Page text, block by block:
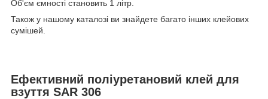
Об'єм ємності становить 1 літр.
Також у нашому каталозі ви знайдете багато інших клейових
сумішей.
Ефективний поліуретановий клей для
взуття SAR 306